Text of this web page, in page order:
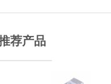
荐产品